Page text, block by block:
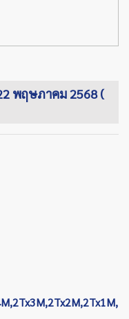
พฤษภาคม 2568 (